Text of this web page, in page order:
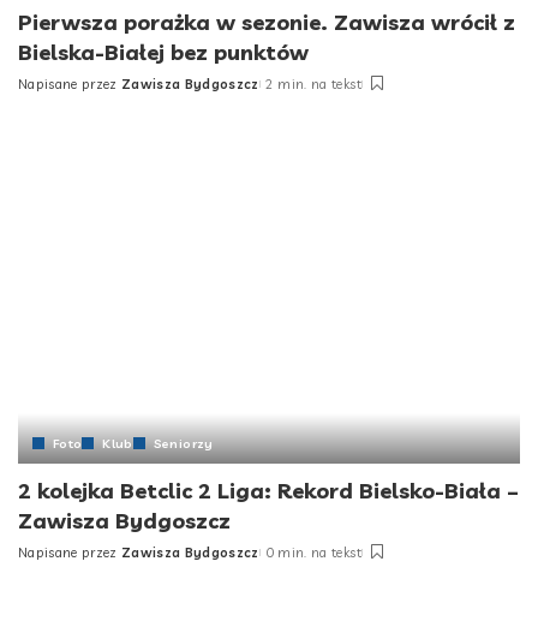
Pierwsza porażka w sezonie. Zawisza wrócił z
Bielska-Białej bez punktów
Posted
Napisane przez Zawisza Bydgoszcz 2 min. na tekst
Foto Klub Seniorzy
2 kolejka Betclic 2 Liga: Rekord Bielsko-Biała –
Zawisza Bydgoszcz
Posted
Napisane przez Zawisza Bydgoszcz 0 min. na tekst